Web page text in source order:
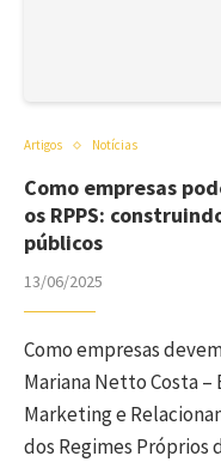
Artigos Notícias
Como empresas
os RPPS:
públicos
13/06/2025
Como empresas
Mariana Netto Costa
Marketing e
dos Regimes Próprios